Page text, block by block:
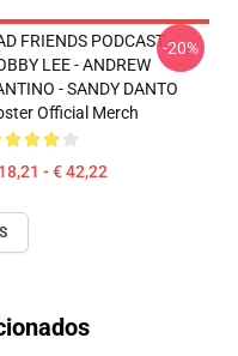
FRIENDS PODCAST -
LEE - ANDREW
- SANDY DANTO
Official Merch
- € 42,22
-20%